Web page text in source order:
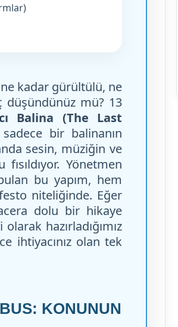
ne kadar gürültülü, ne
mü? 13
Balina (The Last
bir balinanın
sesin, müziğin ve
Yönetmen
bu yapım, hem
niteliğinde. Eğer
dolu bir hikaye
olarak hazırladığımız
ihtiyacınız olan tek
KONUNUN